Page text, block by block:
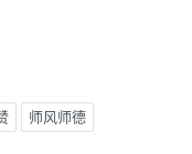
师风师德